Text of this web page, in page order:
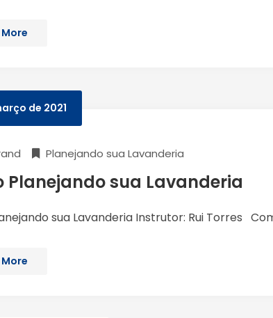
de 2021
Planejando sua Lavanderia
Planejando sua Lavanderia
sua Lavanderia Instrutor: Rui Torres